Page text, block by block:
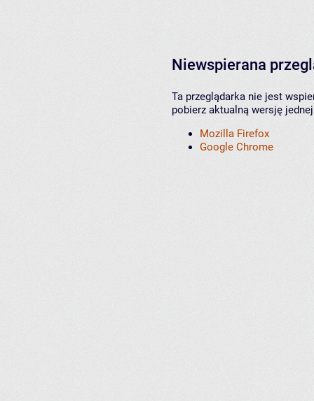
Niewspierana
Ta przeglądarka nie jest
pobierz aktualną wersję
Mozilla Firefox
Google Chrome